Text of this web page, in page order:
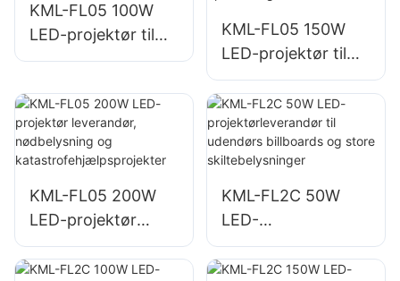
KML-FL05 100W
LED-projektør til
bygningsfacader
byggepladser
KML-FL05 150W
LED-projektør til
belysning af
parkeringspladser
og
opbevaringsområd
KML-FL05 200W
LED-projektør
leverandør,
nødbelysning og
KML-FL2C 50W
LED-
projektørleverandø
r til udendørs